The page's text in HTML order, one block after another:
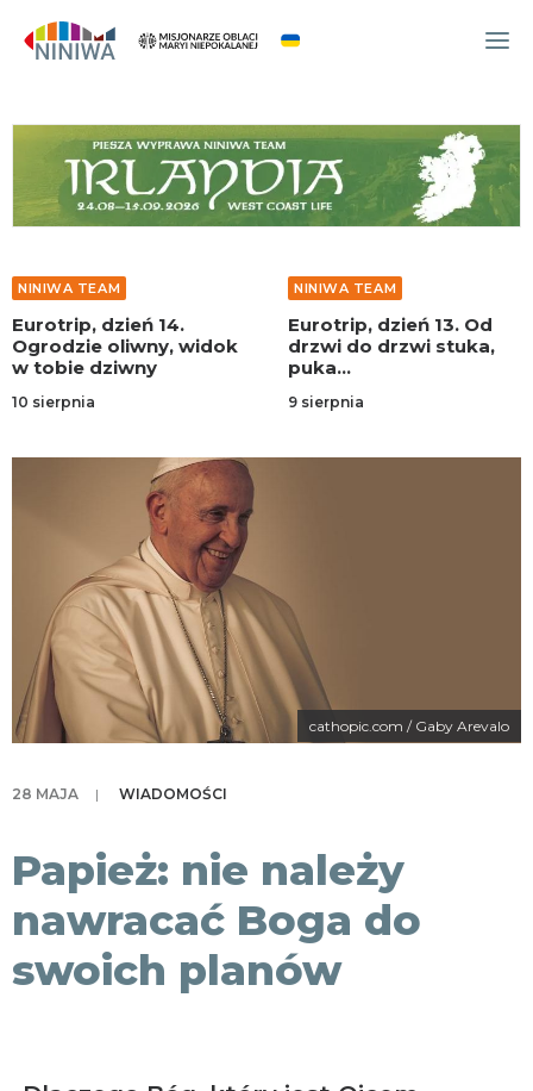
WYDARZENIA
O NAS
WSPÓLNOTA
NINIWA TEAM
FESTIWAL ŻYCIA
WOLONTARIAT
AKTUALNOŚCI
KONTAKT
14.
widok
Eurotrip, dzień 13. Od
drzwi do drzwi stuka,
jest
cathopic.com / Gaby Arevalo
28 MAJA | WIADOMOŚCI
Papież: nie należy
nawracać Boga do
swoich planów